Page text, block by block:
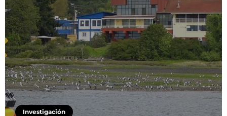
Investigación